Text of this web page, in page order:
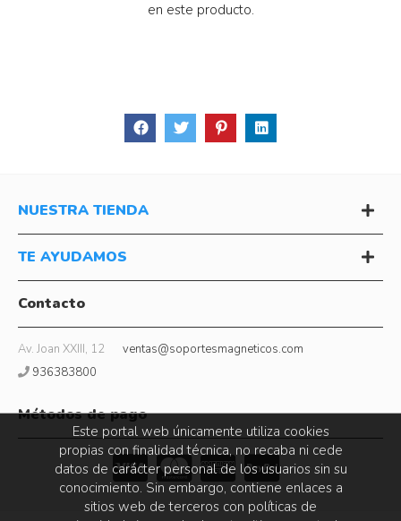
en este producto.
NUESTRA TIENDA
TE AYUDAMOS
Contacto
Av. Joan XXIII, 12
ventas@soportesmagneticos.com
936383800
Métodos de pago
Este portal web únicamente utiliza cookies
propias con finalidad técnica, no recaba ni cede
datos de carácter personal de los usuarios sin su
conocimiento. Sin embargo, contiene enlaces a
sitios web de terceros con políticas de